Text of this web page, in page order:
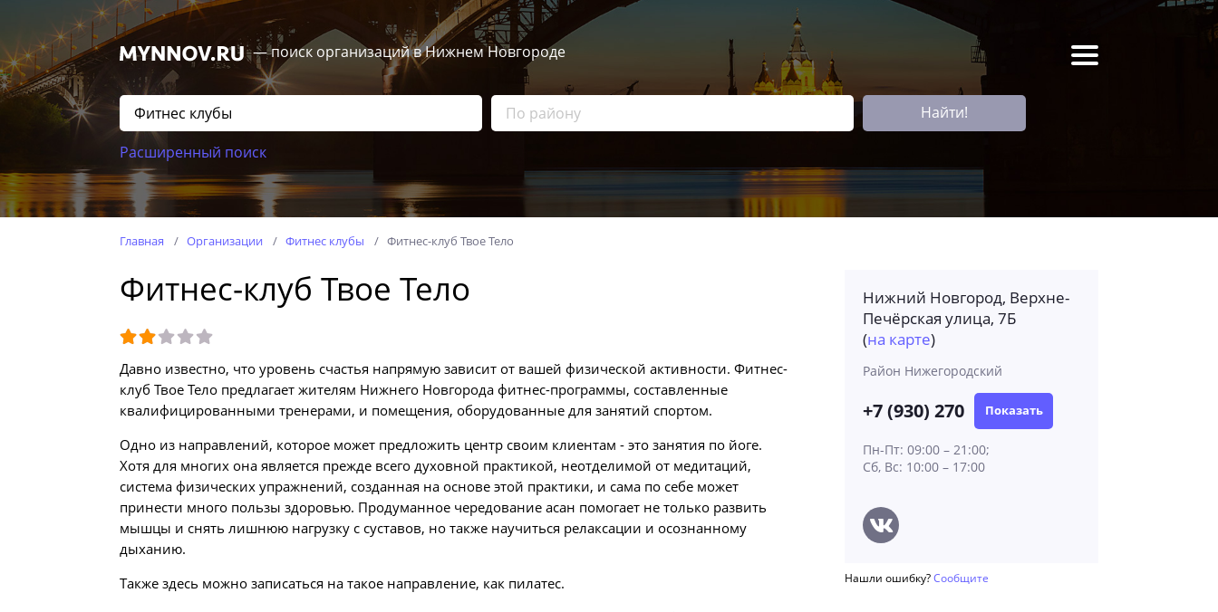
— поиск организаций в Нижнем Новгороде
Расширенный поиск
Найти!
Главная Организации Фитнес клубы Фитнес-клуб Твое Тело
Фитнес-клуб Твое Тело
Нижний Новгород, Верхне-
Печёрская улица, 7Б
(на карте)
Район Нижегородский
+7 (930) 270 Показать
Пн-Пт: 09:00 – 21:00;
Сб, Вс: 10:00 – 17:00
Нашли ошибку? Сообщите
Давно известно, что уровень счастья напрямую зависит от вашей физической активности. Фитнес-
клуб Твое Тело предлагает жителям Нижнего Новгорода фитнес-программы, составленные
квалифицированными тренерами, и помещения, оборудованные для занятий спортом.
Одно из направлений, которое может предложить центр своим клиентам - это занятия по йоге.
Хотя для многих она является прежде всего духовной практикой, неотделимой от медитаций,
система физических упражнений, созданная на основе этой практики, и сама по себе может
принести много пользы здоровью. Продуманное чередование асан помогает не только развить
мышцы и снять лишнюю нагрузку с суставов, но также научиться релаксации и осознанному
дыханию.
Также здесь можно записаться на такое направление, как пилатес.